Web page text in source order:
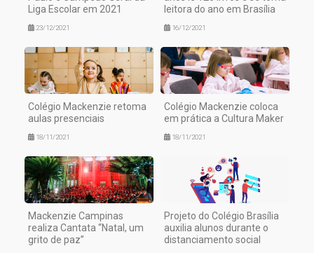
Liga Escolar em 2021
23/12/2021
leitora do ano em Brasília
16/12/2021
Colégio Mackenzie retoma
aulas presenciais
18/11/2021
Colégio Mackenzie coloca
em prática a Cultura Maker
18/11/2021
Mackenzie Campinas
realiza Cantata “Natal, um
grito de paz”
Projeto do Colégio Brasília
auxilia alunos durante o
distanciamento social